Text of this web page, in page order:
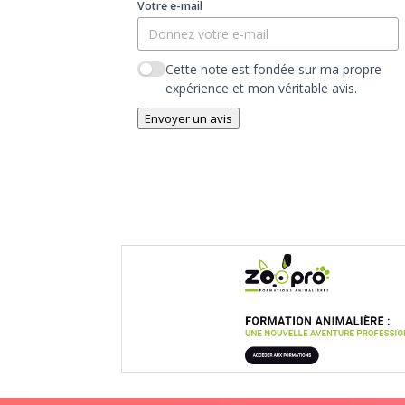
Votre e-mail
Cette note est fondée sur ma propre
expérience et mon véritable avis.
Envoyer un avis